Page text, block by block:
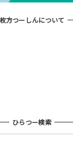
枚方つーしんについて
ひらつー検索